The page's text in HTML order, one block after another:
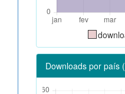
Downloads por país